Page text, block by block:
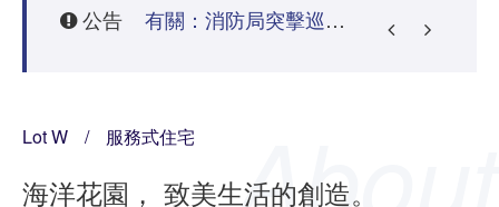
公告芙蓉苑火警事件通告(特別通知) 有關：消防局突擊巡查、要求清理公共區域雜物及罰款之通知 有關：居家防
Lot W / 服務式住宅
海洋花園， 致美生活的創造。